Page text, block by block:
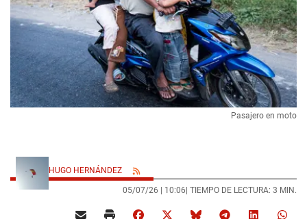
Pasajero en moto
HUGO HERNÁNDEZ
05/07/26 | 10:06 | TIEMPO DE LECTURA: 3 MIN.